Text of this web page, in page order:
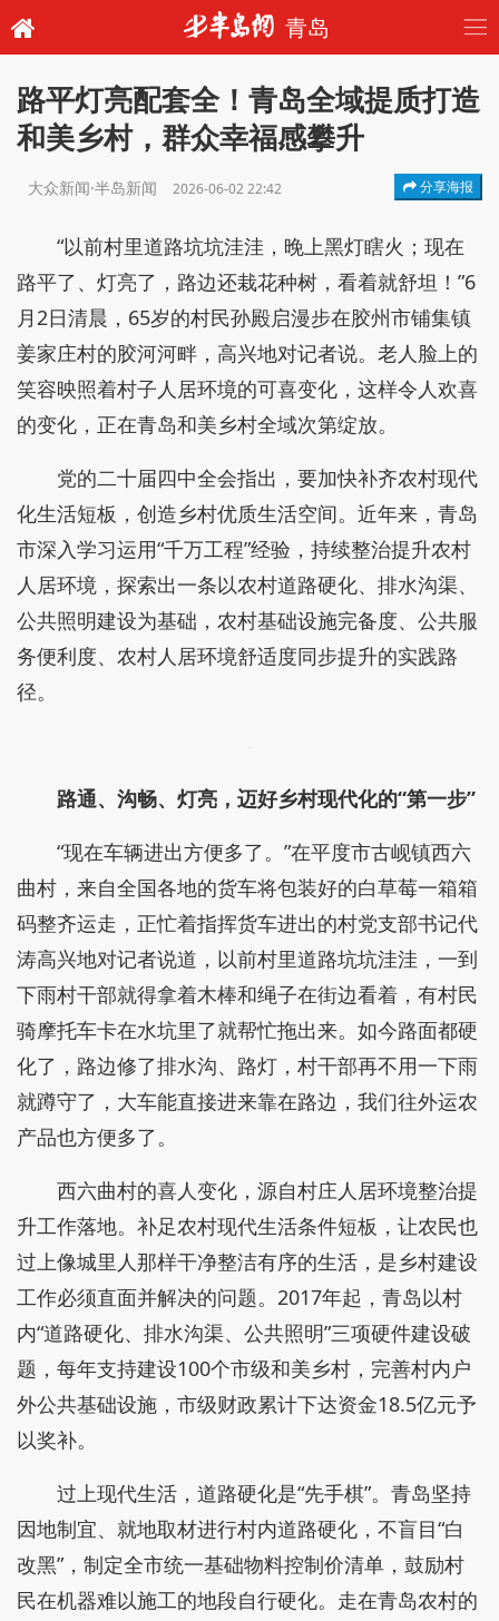
青岛
路平灯亮配套全！青岛全域提质打造
和美乡村，群众幸福感攀升
大众新闻·半岛新闻 2026-06-02 22:42 分享海报
“以前村里道路坑坑洼洼，晚上黑灯瞎火；现在
路平了、灯亮了，路边还栽花种树，看着就舒坦！”6
月2日清晨，65岁的村民孙殿启漫步在胶州市铺集镇
姜家庄村的胶河河畔，高兴地对记者说。老人脸上的
笑容映照着村子人居环境的可喜变化，这样令人欢喜
的变化，正在青岛和美乡村全域次第绽放。
党的二十届四中全会指出，要加快补齐农村现代
化生活短板，创造乡村优质生活空间。近年来，青岛
市深入学习运用“千万工程”经验，持续整治提升农村
人居环境，探索出一条以农村道路硬化、排水沟渠、
公共照明建设为基础，农村基础设施完备度、公共服
务便利度、农村人居环境舒适度同步提升的实践路
径。
路通、沟畅、灯亮，迈好乡村现代化的“第一步”
“现在车辆进出方便多了。”在平度市古岘镇西六
曲村，来自全国各地的货车将包装好的白草莓一箱箱
码整齐运走，正忙着指挥货车进出的村党支部书记代
涛高兴地对记者说道，以前村里道路坑坑洼洼，一到
下雨村干部就得拿着木棒和绳子在街边看着，有村民
骑摩托车卡在水坑里了就帮忙拖出来。如今路面都硬
化了，路边修了排水沟、路灯，村干部再不用一下雨
就蹲守了，大车能直接进来靠在路边，我们往外运农
产品也方便多了。
西六曲村的喜人变化，源自村庄人居环境整治提
升工作落地。补足农村现代生活条件短板，让农民也
过上像城里人那样干净整洁有序的生活，是乡村建设
工作必须直面并解决的问题。2017年起，青岛以村
内“道路硬化、排水沟渠、公共照明”三项硬件建设破
题，每年支持建设100个市级和美乡村，完善村内户
外公共基础设施，市级财政累计下达资金18.5亿元予
以奖补。
过上现代生活，道路硬化是“先手棋”。青岛坚持
因地制宜、就地取材进行村内道路硬化，不盲目“白
改黑”，制定全市统一基础物料控制价清单，鼓励村
民在机器难以施工的地段自行硬化。走在青岛农村的